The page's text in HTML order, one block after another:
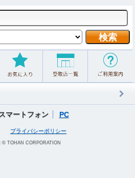
スマートフォン PC
プライバシーポリシー
© TOHAN CORPORATION